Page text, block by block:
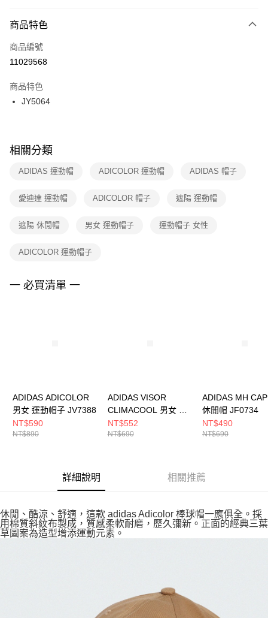
３．安心：先確認商品／服務後，再付款。
【「AFTEE先享後付」結帳流程】
１．於結帳方式選擇「AFTEE先享後付」後，將跳轉至「AFTEE先享後付」
２．訂單成立數日內，您將收到繳費通知簡訊。
３．收到繳費通知簡訊後14天內，點擊此簡訊中的連結，可透過四大超商／
ATM／網路銀行／等多元方式進行付款，方視為交易完成。
※ 交易是否成功請以「AFTEE先享後付 」之結帳頁面顯示為準，若有關於
是否繳費成功／繳費後需取消欲退款等相關疑問，請聯繫「AFTEE先享後付
客戶支援中心」https://netprotections.freshdesk.com/support/home
１．透過由恩沛科技股份有限公司提供之「AFTEE先享後付」服務完成之交
權轉讓予恩沛科技股份有限公司。
３．未成年的使用者請事先徵得法定代理人或監護人之同意方可使用
４．使用「AFTEE先享後付」時，將依據個別帳號之用戶狀況，依本公司即
每筆NT$100，滿NT$1,500(含以上)免運費
宅配
每筆NT$100，滿NT$1,500(含以上)免運費
付款後門市自取
每筆NT$100，滿NT$1,500(含以上)免運費
商品特色
商品編號
11029568
商品特色
JY5064
相關分類
ADIDAS 運動帽 ADICOLOR 運動帽 ADIDAS 帽子
愛迪達 運動帽 ADICOLOR 帽子 遮陽 運動帽
遮陽 休閒帽 男女 運動帽子 運動帽子 女性
ADICOLOR 運動帽子
一 必買清單 一
ADIDAS ADICOLOR
男女 運動帽子 JV7388
NT$590
NT$890
ADIDAS VISOR
CLIMACOOL 男女 運
動帽 IA7537
NT$552
NT$690
ADIDAS MH
休閒帽 JF0734
NT$490
NT$690
詳細說明 相關推薦
休閒、酷涼、舒適，這款 adidas Adicolor 棒球帽一應俱全。採
用棉質斜紋布製成，質感柔軟耐磨，歷久彌新。正面的經典三葉
草圖案為造型增添運動元素。